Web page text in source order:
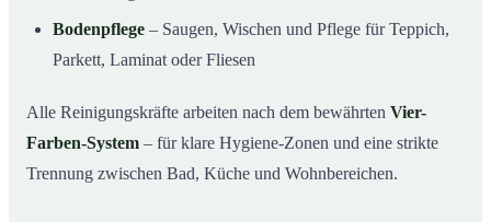
Bodenpflege – Saugen, Wischen und Pflege für Teppich,
Parkett, Laminat oder Fliesen
Alle Reinigungskräfte arbeiten nach dem bewährten Vier-
Farben-System – für klare Hygiene-Zonen und eine strikte
Trennung zwischen Bad, Küche und Wohnbereichen.